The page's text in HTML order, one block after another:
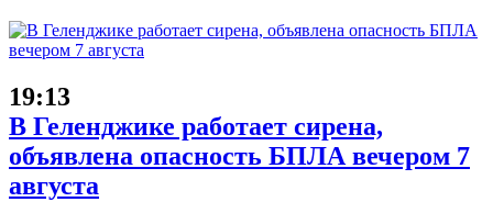
19:13
В Геленджике работает сирена,
объявлена опасность БПЛА вечером 7
августа